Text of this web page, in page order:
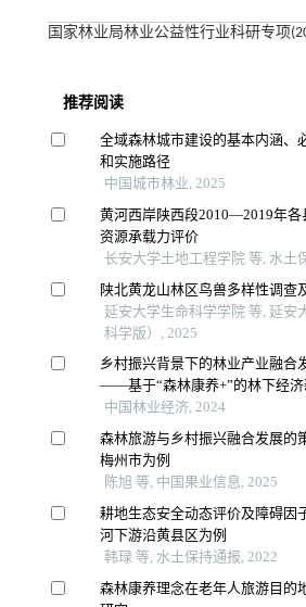
国家林业局林业公益性行业科研专项